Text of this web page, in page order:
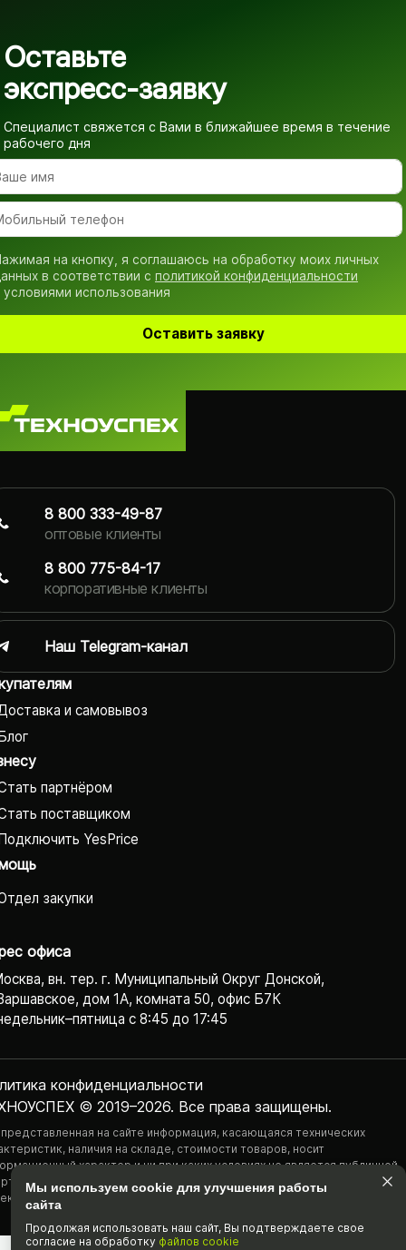
Оставьте
экспресс-заявку
Специалист свяжется с Вами в ближайшее время в течение
рабочего дня
на кнопку, я соглашаюсь на обработку моих личных
в соответствии с политикой конфиденциальности
условиями использования
Оставить заявку
и самовывоз
партнёром
поставщиком
YesPrice
закупки
офиса
вн. тер. г. Муниципальный Округ Донской,
дом 1А, комната 50, офис Б7К
с 8:45 до 17:45
© 2019–2026. Все права защищены.
конфиденциаль­ности
на сайте информация, касающаяся технических
наличия на складе, стоимости товаров, носит
характер и ни при каких условиях не является публичной
определяемой положениями Статьи 437(2) Гражданского
РФ.
8 800 333-49-87
оптовые клиенты
8 800 775-84-17
корпоративные клиенты
Наш Telegram-канал
Мы используем cookie для улучшения работы
сайта
Продолжая использовать наш cайт, Вы подтвержда­ете свое
согласие на обработку файлов cookie